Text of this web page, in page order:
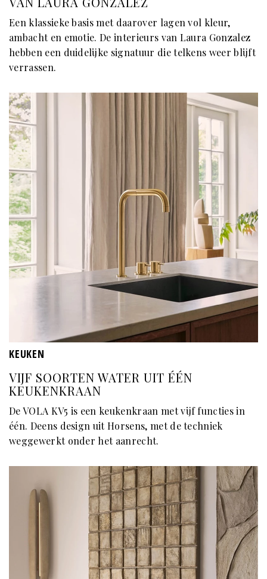
Een klassieke basis met daarover lagen vol kleur,
ambacht en emotie. De interieurs van Laura Gonzalez
hebben een duidelijke signatuur die telkens weer blijft
verrassen.
KEUKEN
VIJF SOORTEN WATER UIT ÉÉN
KEUKENKRAAN
De VOLA KV5 is een keukenkraan met vijf functies in
één. Deens design uit Horsens, met de techniek
weggewerkt onder het aanrecht.